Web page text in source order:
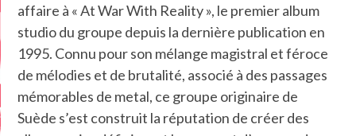
affaire à « At War With Reality », le premier album
studio du groupe depuis la dernière publication en
1995. Connu pour son mélange magistral et féroce
de mélodies et de brutalité, associé à des passages
mémorables de metal, ce groupe originaire de
Suède s’est construit la réputation de créer des